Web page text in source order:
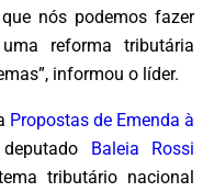
nós podemos fazer
reforma tributária
informou o líder.
Propostas de Emenda à
Baleia Rossi
tributário nacional